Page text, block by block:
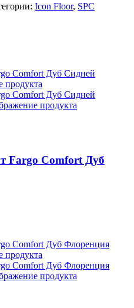
Icon Floor, SPC
Fargo Comfort Дуб